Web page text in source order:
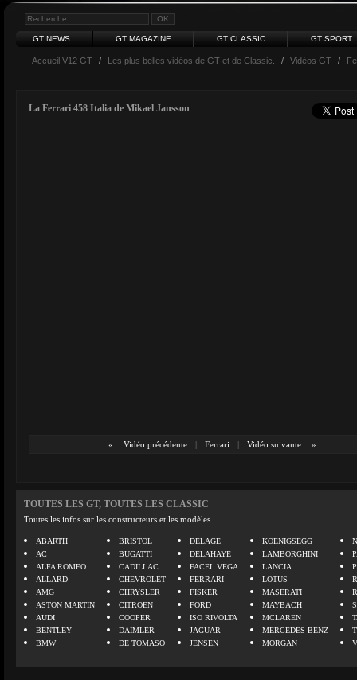
GT NEWS GT MAGAZINE GT CLASSIC GT SPORT
Accueil V12 GT / Les plus belles vidéos de GT et de Classic. / Vidéos GT /
La Ferrari 458 Italia de Mikael Jansson
« Vidéo précédente | Ferrari | Vidéo suivante »
TOUTES LES GT, TOUTES LES CLASSIC
Toutes les infos sur les constructeurs et les modèles.
ABARTH
AC
ALFA ROMEO
ALLARD
AMG
ASTON MARTIN
AUDI
BENTLEY
BMW
BRISTOL
BUGATTI
CADILLAC
CHEVROLET
CHRYSLER
CITROEN
COOPER
DAIMLER
DE TOMASO
DELAGE
DELAHAYE
FACEL VEGA
FERRARI
FISKER
FORD
ISO RIVOLTA
JAGUAR
JENSEN
KOENIGSEGG
LAMBORGHINI
LANCIA
LOTUS
MASERATI
MAYBACH
MCLAREN
MERCEDES BENZ
MORGAN